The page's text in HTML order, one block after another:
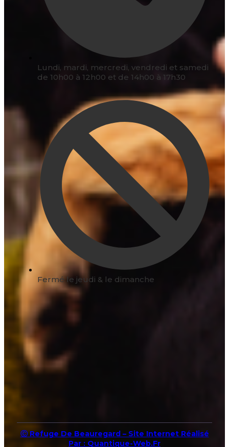
Lundi, mardi, mercredi, vendredi et samedi
de 10h00 à 12h00 et de 14h00 à 17h30
Fermé le jeudi & le dimanche
Ⓒ Refuge De Beauregard – Site Internet Réalisé
Par : Quantique-Web.fr